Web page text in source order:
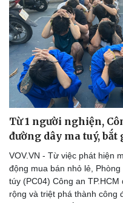
Doanh nghiệp
Thông tin doanh nghiệp
Doanh nghiệp 24h
Doanh nhân
Từ 1 người nghiện,
đường dây ma tuý, bắt
VOV.VN - Từ việc phát hiện
động mua bán nhỏ lẻ,
túy (PC04) Công an
rộng và triệt phá thành công